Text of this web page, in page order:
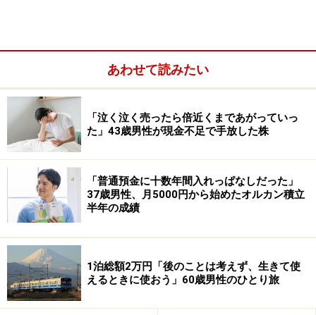
ひと月当たりの現在の収入は「年金12万円、子どもから
の仕送り1万円」の合計13万円ほど。
対して月の生活費は「食費2万5000円、住居費（家賃・
共益費）6万5000円、光熱費1万5000円、通信費5000
円、医療費1万円、日用品費5000円、そのほか5000円の
合計13万円くらい」かかり、収支にゆとりはない様子で
臨時的にかかるもろもろの出費を含めると、結局のとこ
ろ「月当たり3万円赤字」とあじさいさん。
赤字の補填（ほてん）は「貯蓄用の口座から生活費用の
あわせて読みたい
「泣く泣く売ったら倍近くまであがっていっ
た」43歳男性が現金不足で手放した株
「普通預金に十数年間入れっぱなしだった」
37歳男性、月5000円から始めたオルカン積立
半年の成績
1泊総額2万円「後のことは考えず、生きて使
えるときに使おう」60歳男性のひとり旅